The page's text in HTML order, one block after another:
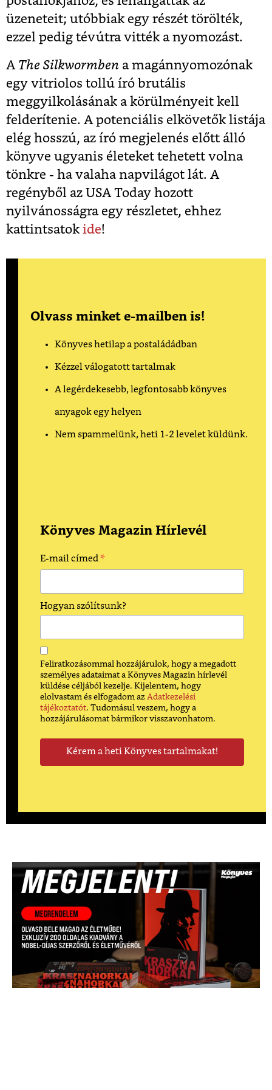
üzeneteit; utóbbiak egy részét törölték,
ezzel pedig tévútra vitték a nyomozást.
A The Silkwormben a magánnyomozónak
egy vitriolos tollú író brutális
meggyilkolásának a körülményeit kell
felderítenie. A potenciális elkövetők listája
elég hosszú, az író megjelenés előtt álló
könyve ugyanis életeket tehetett volna
tönkre - ha valaha napvilágot lát. A
regényből az USA Today hozott
nyilvánosságra egy részletet, ehhez
kattintsatok ide!
Olvass minket e-mailben is!
Könyves hetilap a postaládádban
Kézzel válogatott tartalmak
A legérdekesebb, legfontosabb könyves
anyagok egy helyen
Nem spammelünk, heti 1-2 levelet küldünk.
Könyves Magazin Hírlevél
E-mail címed *
Hogyan szólítsunk?
Feliratkozásommal hozzájárulok, hogy a megadott
személyes adataimat a Könyves Magazin hírlevél
küldése céljából kezelje. Kijelentem, hogy
elolvastam és elfogadom az Adatkezelési
tájékoztatót. Tudomásul veszem, hogy a
hozzájárulásomat bármikor visszavonhatom.